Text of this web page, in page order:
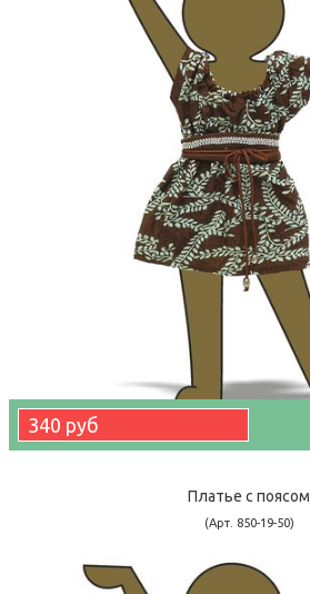
340 руб
Платье с поясом
(Арт. 850-19-50)